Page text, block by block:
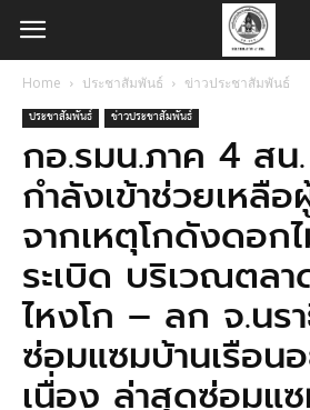
Home ประชาสัมพันธ์ ข่าวประชาสัมพันธ์
ประชาสัมพันธ์ ข่าวประชาสัมพันธ์
กอ.รมน.ภาค 4 สน
กำลังเข้าช่วยเหลื
จากเหตุโกดังดอก
ระเบิด บริเวณตลา
ไหงโก – ลก จ.นร
ซ่อมแซมบ้านเรือน
เนื่อง ล่าสุดซ่อมแ